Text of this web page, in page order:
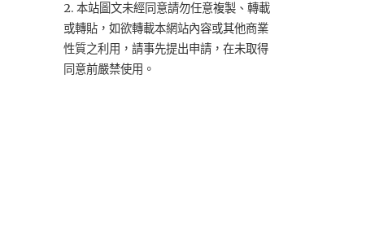
2. 本站圖文未經同意請勿任意複製、轉載
或轉貼，如欲轉載本網站內容或其他商業
性質之利用，請事先提出申請，在未取得
同意前嚴禁使用。